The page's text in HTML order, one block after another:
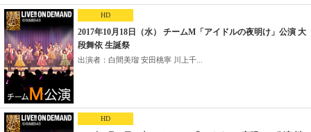
HD
2017年10月18日（水） チームM「アイドルの夜明け」公演 大
段舞依 生誕祭
出演者：白間美瑠 安田桃寧 川上千...
HD